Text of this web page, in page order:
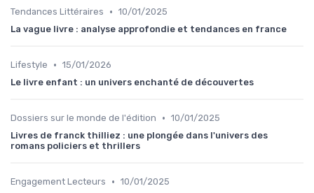
Tendances Littéraires • 10/01/2025
La vague livre : analyse approfondie et tendances en france
Lifestyle • 15/01/2026
Le livre enfant : un univers enchanté de découvertes
Dossiers sur le monde de l'édition • 10/01/2025
Livres de franck thilliez : une plongée dans l'univers des
romans policiers et thrillers
Engagement Lecteurs • 10/01/2025